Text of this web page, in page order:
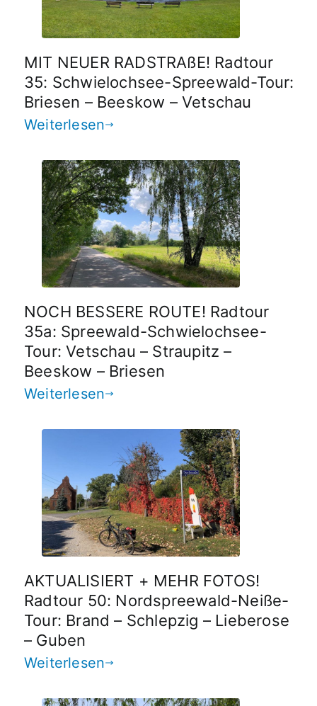
MIT NEUER RADSTRAßE! Radtour
35: Schwielochsee-Spreewald-Tour:
Briesen – Beeskow – Vetschau
Weiterlesen
NOCH BESSERE ROUTE! Radtour
35a: Spreewald-Schwielochsee-
Tour: Vetschau – Straupitz –
Beeskow – Briesen
Weiterlesen
AKTUALISIERT + MEHR FOTOS!
Radtour 50: Nordspreewald-Neiße-
Tour: Brand – Schlepzig – Lieberose
– Guben
Weiterlesen